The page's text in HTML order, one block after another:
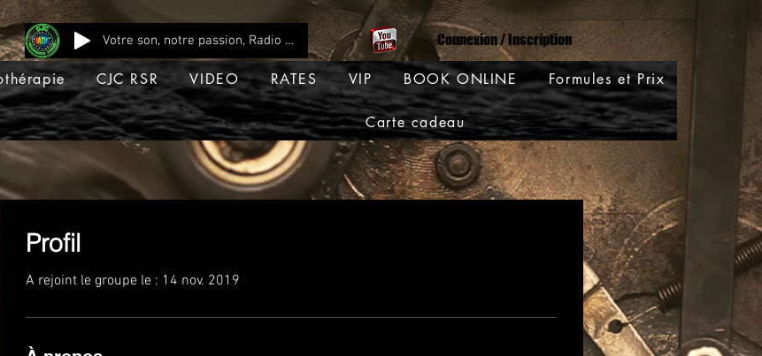
Votre son, notre passion, Radio CJC Recording Studio , là où chaque note prend vie ! Connexion / Inscription
CJC RSR VIDEO RATES VIP BOOK ONLINE Formules et Prix
Carte cadeau
Profil
A rejoint le groupe le : 14 nov. 2019